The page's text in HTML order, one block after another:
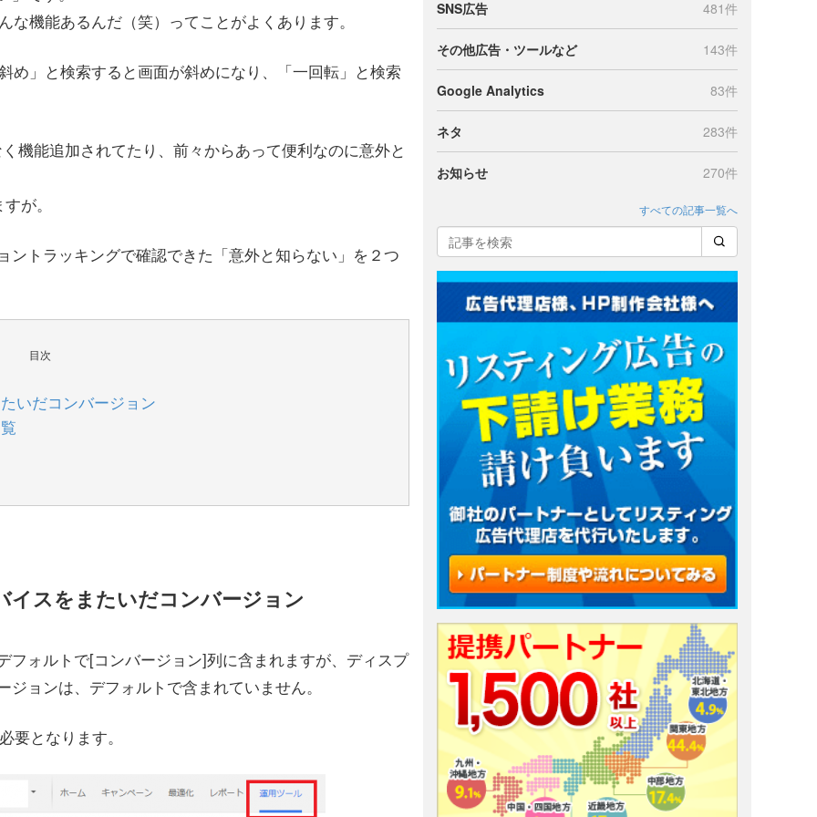
機能あるんだ（笑）ってことがよくあります。
め」と検索すると画面が斜めになり、「一回転」と検索
機能追加されてたり、前々からあって便利なのに意外と
が。
ントラッキングで確認できた「意外と知らない」を２つ
目次
いだコンバージョン
スをまたいだコンバージョン
ォルトで[コンバージョン]列に含まれますが、ディスプ
ョンは、デフォルトで含まれていません。
要となります。
SNS広告 481件
その他広告・ツールなど 143件
Google Analytics 83件
ネタ 283件
お知らせ 270件
すべての記事一覧へ